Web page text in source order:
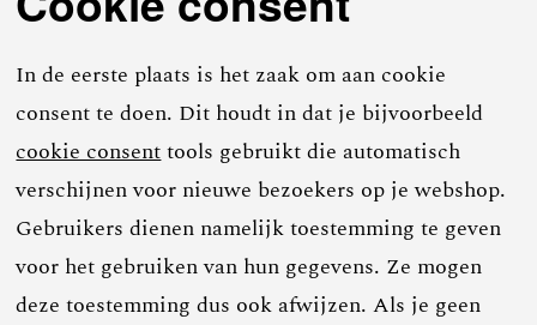
In de eerste plaats is het zaak om aan cookie
consent te doen. Dit houdt in dat je bijvoorbeeld
cookie consenttools gebruikt die automatisch
verschijnen voor nieuwe bezoekers op je webshop.
Gebruikers dienen namelijk toestemming te geven
voor het gebruiken van hun gegevens. Ze mogen
deze toestemming dus ook afwijzen. Als je geen